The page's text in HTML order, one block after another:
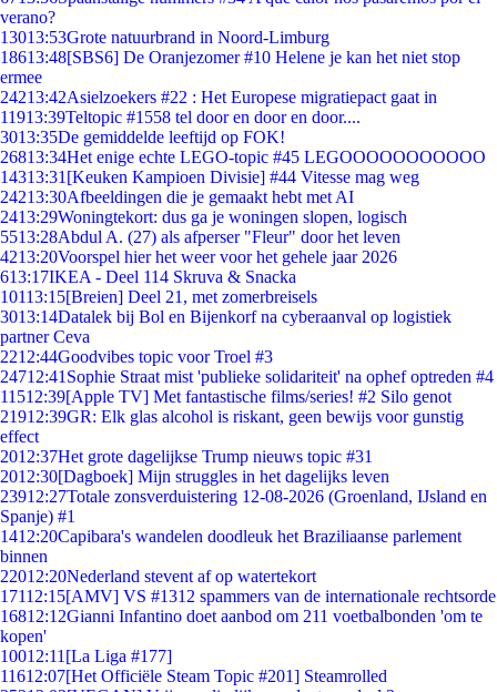
verano?
13013:53Grote natuurbrand in Noord-Limburg
18613:48[SBS6] De Oranjezomer #10 Helene je kan het niet stop
ermee
24213:42Asielzoekers #22 : Het Europese migratiepact gaat in
11913:39Teltopic #1558 tel door en door en door....
3013:35De gemiddelde leeftijd op FOK!
26813:34Het enige echte LEGO-topic #45 LEGOOOOOOOOOOO
14313:31 [Keuken Kampioen Divisie] #44 Vitesse mag weg
24213:30Afbeeldingen die je gemaakt hebt met AI
2413:29Woningtekort: dus ga je woningen slopen, logisch
5513:28Abdul A. (27) als afperser "Fleur" door het leven
4213:20Voorspel hier het weer voor het gehele jaar 2026
613:17IKEA - Deel 114 Skruva & Snacka
10113:15[Breien] Deel 21, met zomerbreisels
3013:14Datalek bij Bol en Bijenkorf na cyberaanval op logistiek
partner Ceva
2212:44Goodvibes topic voor Troel #3
24712:41 Sophie Straat mist 'publieke solidariteit' na ophef optreden #4
11512:39[Apple TV] Met fantastische films/series! #2 Silo genot
21912:39GR: Elk glas alcohol is riskant, geen bewijs voor gunstig
effect
2012:37Het grote dagelijkse Trump nieuws topic #31
2012:30[Dagboek] Mijn struggles in het dagelijks leven
23912:27Totale zonsverduistering 12-08-2026 (Groenland, IJsland en
Spanje) #1
1412:20Capibara's wandelen doodleuk het Braziliaanse parlement
binnen
22012:20Nederland stevent af op watertekort
17112:15[AMV] VS #1312 spammers van de internationale rechtsorde
16812:12Gianni Infantino doet aanbod om 211 voetbalbonden 'om te
kopen'
10012:11 [La Liga #177]
11612:07[Het Officiële Steam Topic #201] Steamrolled